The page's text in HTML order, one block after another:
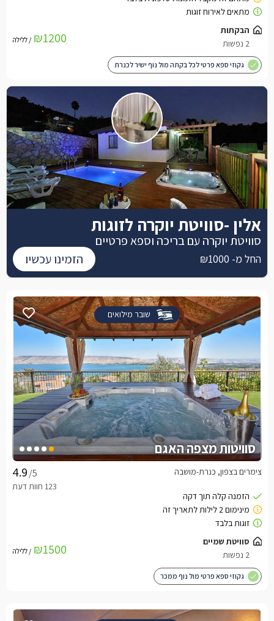
הבקתות
2 נפשות
₪1200 / ללילה
גקוזי ספא פרטי לכל בקתה מול נוף ישיר לכנרת
שובר מילואים
סוויטות מצפה האגם
/5 צימרים בצפון, כנרת-מושבה
סוויטת שמיים
2 נפשות
₪1500 / ללילה
גקוזי ספא פרטי מול נוף ממכר
אלין -סוויטת יוקרה לזוגות
סוויטת יוקרה עם בריכה וספא פרטיים
החל מ- ₪1000 הזמינו עכשיו